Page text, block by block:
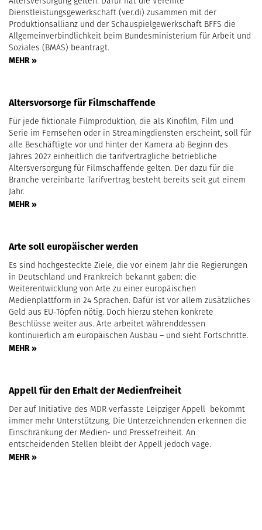
Dienstleistungsgewerkschaft (ver.di) zusammen mit der
Produktionsallianz und der Schauspielgewerkschaft BFFS die
Allgemeinverbindlichkeit beim Bundesministerium für Arbeit und
Soziales (BMAS) beantragt.
MEHR »
Altersvorsorge für Filmschaffende
Für jede fiktionale Filmproduktion, die als Kinofilm, Film und
Serie im Fernsehen oder in Streamingdiensten erscheint, soll für
alle Beschäftigte vor und hinter der Kamera ab Beginn des
Jahres 2027 einheitlich die tarifvertragliche betriebliche
Altersversorgung für Filmschaffende gelten. Der dazu für die
Branche vereinbarte Tarifvertrag besteht bereits seit gut einem
Jahr.
MEHR »
Arte soll europäischer werden
Es sind hochgesteckte Ziele, die vor einem Jahr die Regierungen
in Deutschland und Frankreich bekannt gaben: die
Weiterentwicklung von Arte zu einer europäischen
Medienplattform in 24 Sprachen. Dafür ist vor allem zusätzliches
Geld aus EU-Töpfen nötig. Doch hierzu stehen konkrete
Beschlüsse weiter aus. Arte arbeitet währenddessen
kontinuierlich am europäischen Ausbau – und sieht Fortschritte.
MEHR »
Appell für den Erhalt der Medienfreiheit
Der auf Initiative des MDR verfasste Leipziger Appell bekommt
immer mehr Unterstützung. Die Unterzeichnenden erkennen die
Einschränkung der Medien- und Pressefreiheit. An
entscheidenden Stellen bleibt der Appell jedoch vage.
MEHR »